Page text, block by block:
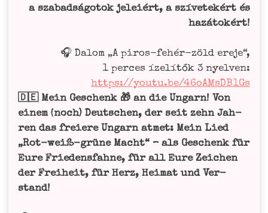
a sza­bad­sá­go­tok jeleiért, a szí­ve­tekért és
hazá­to­kért!
🎧 Dalom „A piros-fehér-zöld ere­je“,
1 per­ces ízelí­tők 3 nyel­ven:
https://youtu.be/46oAMsDB1Gs
🇩🇪 Mein Geschenk 🎁 an die Ungarn! Von
einem (noch) Deut­schen, der seit zehn Jah­
ren das freie­re Ungarn atmet: Mein Lied
„Rot-weiß-grü­ne Macht“ – als Geschenk für
Eure Frie­dens­fah­ne, für all Eure Zei­chen
der Frei­heit, für Herz, Hei­mat und Ver­
stand!